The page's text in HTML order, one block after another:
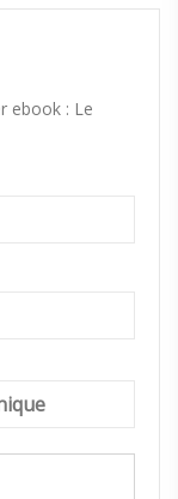
ebook : Le